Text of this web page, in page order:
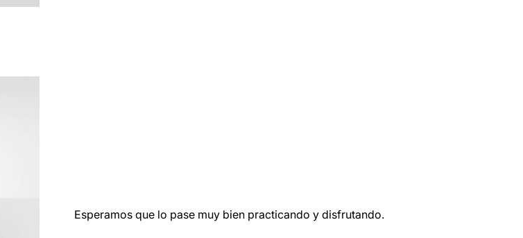
Esperamos que lo pase muy bien practicando y disfrutando.